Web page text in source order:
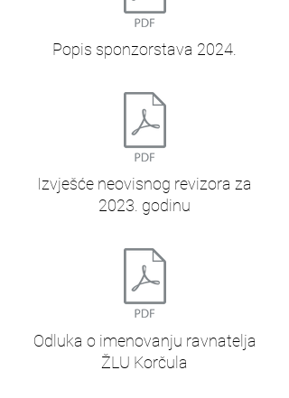
Popis sponzorstava 2024.
Izvješće neovisnog revizora za
2023. godinu
Odluka o imenovanju ravnatelja
ŽLU Korčula